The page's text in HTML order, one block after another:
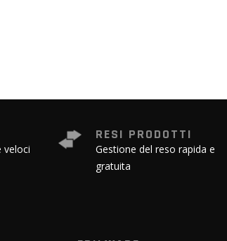
veloci
RESI PRODOTTI
Gestione del reso rapida e
gratuita